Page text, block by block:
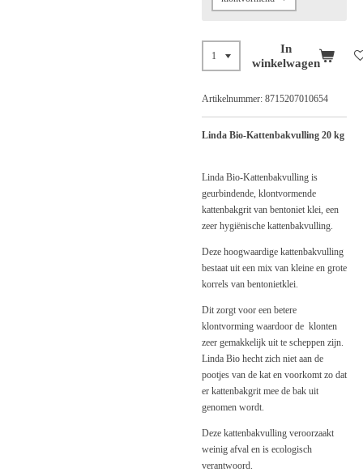
In
winkelwagen
Artikelnummer: 8715207010654
Linda Bio-Kattenbakvulling 20 kg
Linda Bio-Kattenbakvulling is
geurbindende, klontvormende
kattenbakgrit van bentoniet klei, een
zeer hygiënische kattenbakvulling.
Deze hoogwaardige kattenbakvulling
bestaat uit een mix van kleine en grote
korrels van bentonietklei.
Dit zorgt voor een betere
klontvorming waardoor de klonten
zeer gemakkelijk uit te scheppen zijn.
Linda Bio hecht zich niet aan de
pootjes van de kat en voorkomt zo dat
er kattenbakgrit mee de bak uit
genomen wordt.
Deze kattenbakvulling veroorzaakt
weinig afval en is ecologisch
verantwoord.